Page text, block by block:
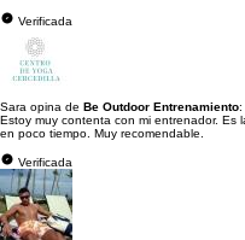
Verificada
Sara opina de Be Outdoor Entrenamiento:
Estoy muy contenta con mi entrenador. Es
en poco tiempo. Muy recomendable.
Verificada